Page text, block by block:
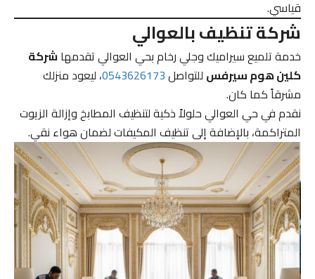
قياسي.
شركة تنظيف بالعوالي
خدمة تلميع سيراميك وجلي رخام بحي العوالي تقدمهاشركة
كلين هوم سيرفسللتواصل0543626173، ليعود منزلك
مشرقاً كما كان.
نقدم في حي العوالي حلولاً ذكية لتنظيف المطابخ وإزالة الزيوت
المتراكمة، بالإضافة إلى تنظيف المكيفات لضمان هواء نقي.